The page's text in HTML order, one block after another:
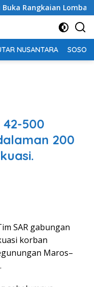
Lomba Peringatan
NUSANTARA SOSOK
500
200
SAR gabungan
korban
Maros–